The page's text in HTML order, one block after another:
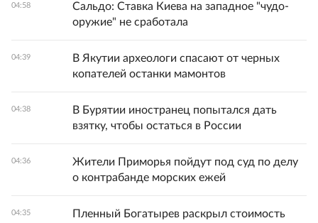
04:58
Сальдо: Ставка Киева на западное "чудо-
оружие" не сработала
04:39
В Якутии археологи спасают от черных
копателей останки мамонтов
04:38
В Бурятии иностранец попытался дать
взятку, чтобы остаться в России
04:36
Жители Приморья пойдут под суд по делу
о контрабанде морских ежей
04:35
Пленный Богатырев раскрыл стоимость